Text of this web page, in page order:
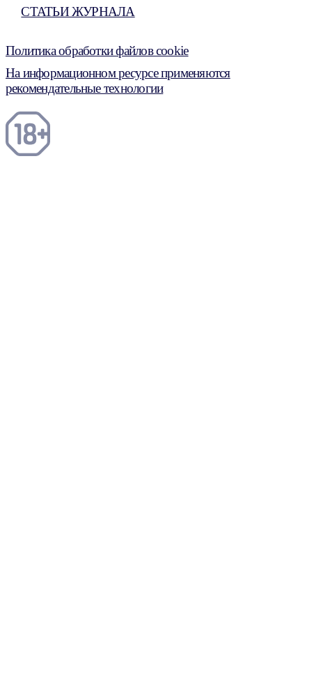
СТАТЬИ ЖУРНАЛА
Политика обработки файлов cookie
На информационном ресурсе применяются
рекомендательные технологии